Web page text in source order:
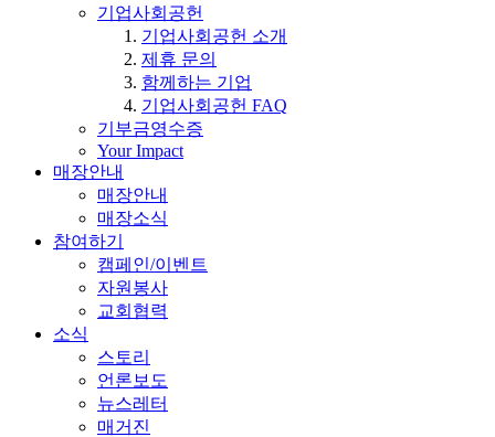
기업사회공헌
기업사회공헌 소개
제휴 문의
함께하는 기업
기업사회공헌 FAQ
기부금영수증
Your Impact
매장안내
매장안내
매장소식
참여하기
캠페인/이벤트
자원봉사
교회협력
소식
스토리
언론보도
뉴스레터
매거진